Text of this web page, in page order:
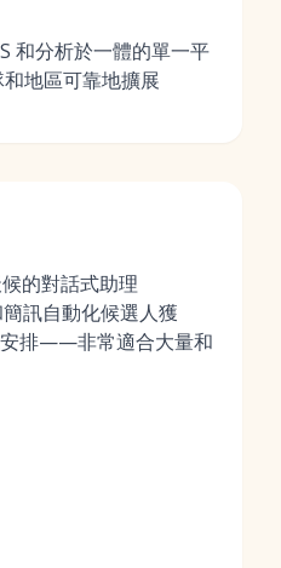
和分析於一體的單一平
地區可靠地擴展
的對話式助理
訊自動化候選人獲
排——非常適合大量和